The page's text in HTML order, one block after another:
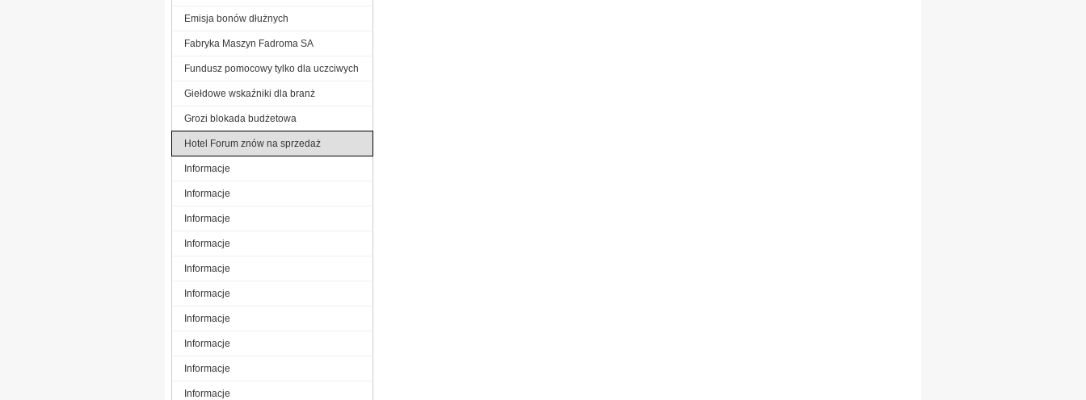
Emisja bonów dłużnych
Fabryka Maszyn Fadroma SA
Fundusz pomocowy tylko dla uczciwych
Giełdowe wskaźniki dla branż
Grozi blokada budżetowa
Hotel Forum znów na sprzedaż
Informacje
Informacje
Informacje
Informacje
Informacje
Informacje
Informacje
Informacje
Informacje
Informacje